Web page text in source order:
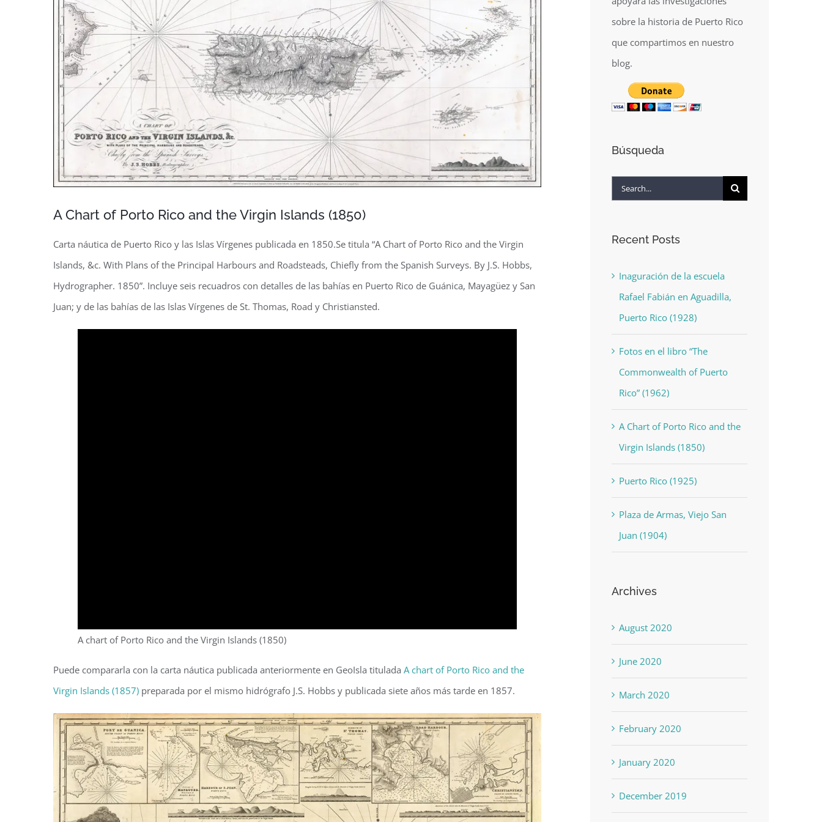
A Chart of Porto Rico and the Virgin Islands (1850)
Carta náutica de Puerto Rico y las Islas Vírgenes publicada en 1850.Se titula “A Chart of Porto Rico and the Virgin
Islands, &c. With Plans of the Principal Harbours and Roadsteads, Chiefly from the Spanish Surveys. By J.S. Hobbs,
Hydrographer. 1850”. Incluye seis recuadros con detalles de las bahías en Puerto Rico de Guánica, Mayagüez y San
Juan; y de las bahías de las Islas Vírgenes de St. Thomas, Road y Christiansted.
A chart of Porto Rico and the Virgin Islands (1850)
Puede compararla con la carta náutica publicada anteriormente en GeoIsla titulada A chart of Porto Rico and the
Virgin Islands (1857) preparada por el mismo hidrógrafo J.S. Hobbs y publicada siete años más tarde en 1857.
sobre la historia de Puerto Rico
que compartimos en nuestro
blog.
Búsqueda
Search
Recent Posts
Inaguración de la escuela
Rafael Fabián en Aguadilla,
Puerto Rico (1928)
Fotos en el libro “The
Commonwealth of Puerto
Rico” (1962)
A Chart of Porto Rico and the
Virgin Islands (1850)
Puerto Rico (1925)
Plaza de Armas, Viejo San
Juan (1904)
Archives
August 2020
June 2020
March 2020
February 2020
January 2020
December 2019